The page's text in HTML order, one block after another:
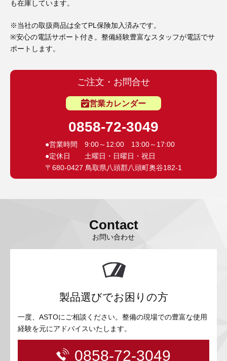
も在庫しています。
※当社の取扱商品は全てPL保険加入済みです。
※安心の電話サポート付き。整備経験豊富なスタッフが電話でサ
ポートします。
ご注文・お問合せ
営業カレンダー
0858-72-3049
●営業時間 9:00～12:00 13:00～17:00
●定休日 土曜日・日曜日・祝日
〒680-0427 鳥取県八頭郡八頭町奥谷182-1
Contact
お問い合わせ
製品選びでお困りの方
一度、ASTOにご相談ください。整備の現場での豊富な使用
経験を元にアドバイスいたします。
0858-72-3049